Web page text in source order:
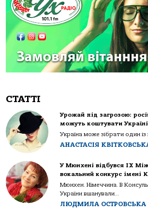
СТАТТІ
Урожай під загрозою:
можуть коштувати
Україна може зібрати один
АНАСТАСІЯ
У Мюнхені відбувся IX
вокальний конкурс імені
Мюнхен. Німеччина. В
України вшанували...
ЛЮДМИЛА ОСТРОВСЬКА